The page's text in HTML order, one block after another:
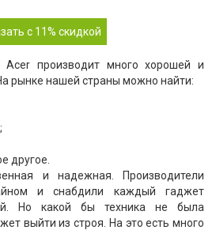
с 11% скидкой
Acer производит много хорошей и
рынке нашей страны можно найти:
другое.
и надежная. Производители
и снабдили каждый гаджет
Но какой бы техника не была
выйти из строя. На это есть много